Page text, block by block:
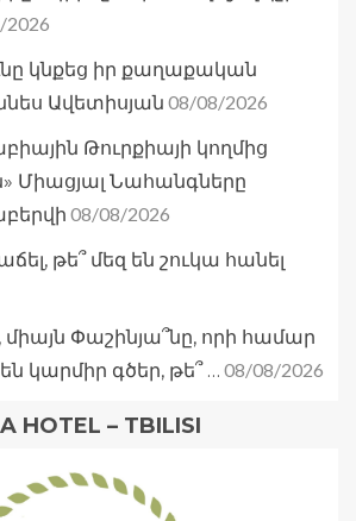
2026
կնքեց իր քաղաքական
Ավետիսյան 08/08/2026
Թուրքիայի կողմից
Միացյալ Նահանգները
08/08/2026
թե՞ մեզ են շուկա հանել
միայն Փաշինյա՞նը, որի համար
կարմիր գծեր, թե՞ … 08/08/2026
HOTEL – TBILISI